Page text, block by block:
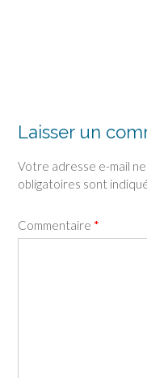
Laisser un
Votre adresse e-mail ne
obligatoires sont
Commentaire *